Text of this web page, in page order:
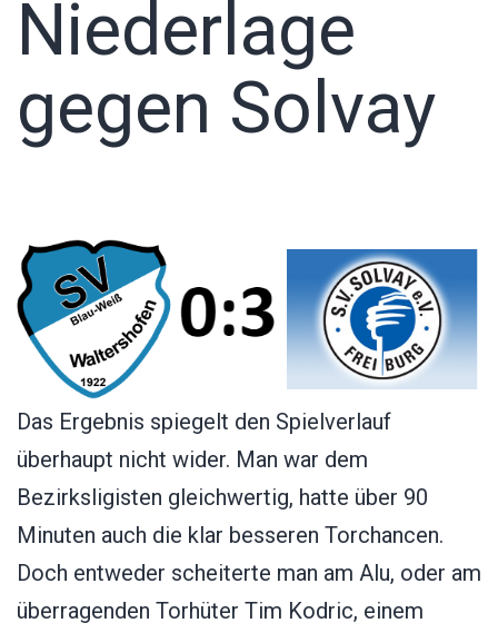
Niederlage
gegen Solvay
Das Ergebnis spiegelt den Spielverlauf
überhaupt nicht wider. Man war dem
Bezirksligisten gleichwertig, hatte über 90
Minuten auch die klar besseren Torchancen.
Doch entweder scheiterte man am Alu, oder am
überragenden Torhüter Tim Kodric, einem